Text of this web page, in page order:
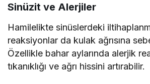
Sinüzit ve Alerjiler
Hamilelikte sinüslerdeki
reaksiyonlar da kulak ağrısına
Özellikle bahar aylarında alerjik
tıkanıklığı ve ağrı hissini artırabilir.